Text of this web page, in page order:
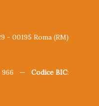
- 00195 Roma (RM)
966 — Codice BIC: